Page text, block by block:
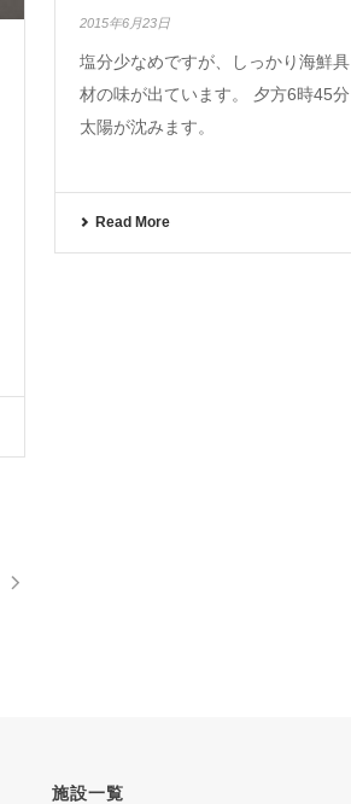
2015年6月23日
塩分少なめですが、しっかり海鮮具
材の味が出ています。 夕方6時45分
太陽が沈みます。
Read More
施設一覧